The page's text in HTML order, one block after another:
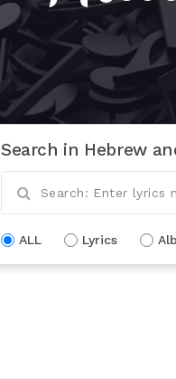
Search in Hebrew
ALL Lyrics